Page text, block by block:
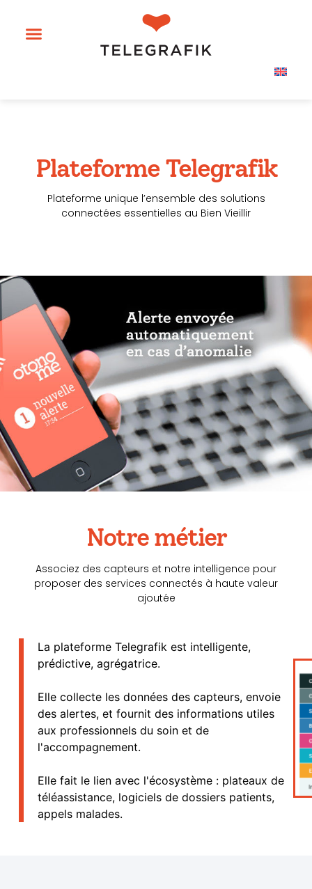
Plateforme Telegrafik
Plateforme unique l’ensemble des solutions
connectées essentielles au Bien Vieillir
Notre métier
Associez des capteurs et notre intelligence pour
proposer des services connectés à haute valeur
ajoutée
La plateforme Telegrafik est intelligente,
prédictive, agrégatrice.
Elle collecte les données des capteurs, envoie
des alertes, et fournit des informations utiles
aux professionnels du soin et de
l'accompagnement.
Elle fait le lien avec l'écosystème : plateaux de
téléassistance, logiciels de dossiers patients,
appels malades.